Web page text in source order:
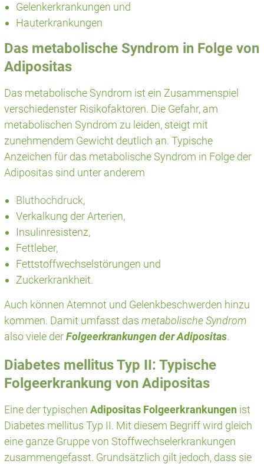
Gelenkerkrankungen und
Hauterkrankungen
Das metabolische Syndrom in Folge von
Adipositas
Das metabolische Syndrom ist ein Zusammenspiel
verschiedenster Risikofaktoren. Die Gefahr, am
metabolischen Syndrom zu leiden, steigt mit
zunehmendem Gewicht deutlich an. Typische
Anzeichen für das metabolische Syndrom in Folge der
Adipositas sind unter anderem
Bluthochdruck,
Verkalkung der Arterien,
Insulinresistenz,
Fettleber,
Fettstoffwechselstörungen und
Zuckerkrankheit.
Auch können Atemnot und Gelenkbeschwerden hinzu
kommen. Damit umfasst das metabolische Syndrom
also viele derFolgeerkrankungen der Adipositas.
Diabetes mellitus Typ II: Typische
Folgeerkrankung von Adipositas
Eine der typischen Adipositas Folgeerkrankungenist
Diabetes mellitus Typ II. Mit diesem Begriff wird gleich
eine ganze Gruppe von Stoffwechselerkrankungen
zusammengefasst. Grundsätzlich gilt jedoch, dass sie